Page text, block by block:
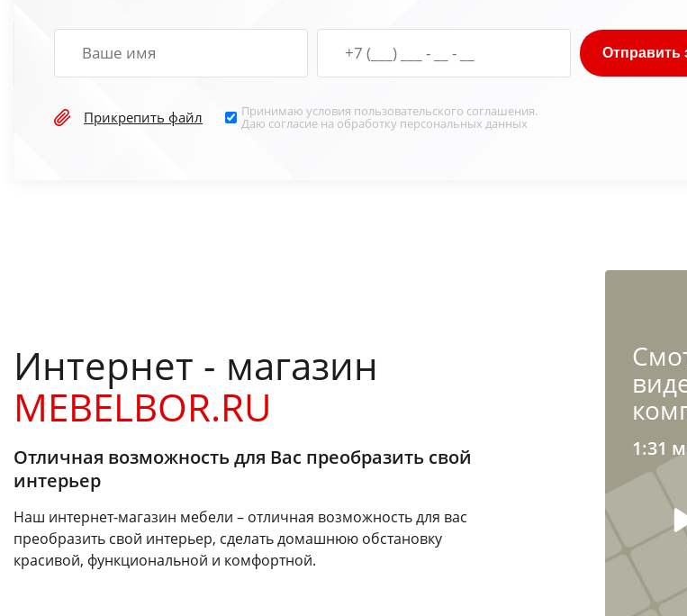
Отправить
Прикрепить файл Принимаю условия пользовательского соглашения.
Даю согласие на обработку персональных данных
Интернет - магазин
MEBELBOR.RU
Отличная возможность для Вас преобразить свой
интерьер
Наш интернет-магазин мебели – отличная возможность для вас
преобразить свой интерьер, сделать домашнюю обстановку
красивой, функциональной и комфортной.
1:31